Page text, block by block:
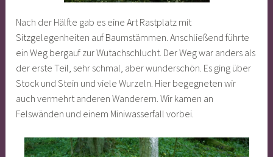
Nach der Hälfte gab es eine Art Rastplatz mit
Sitzgelegenheiten auf Baumstämmen. Anschließend führte
ein Weg bergauf zur Wutachschlucht. Der Weg war anders als
der erste Teil, sehr schmal, aber wunderschön. Es ging über
Stock und Stein und viele Wurzeln. Hier begegneten wir
auch vermehrt anderen Wanderern. Wir kamen an
Felswänden und einem Miniwasserfall vorbei.